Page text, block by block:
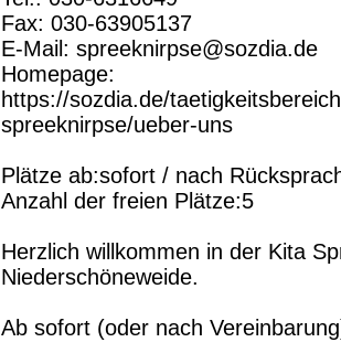
Fax: 030-63905137
E-Mail: spreeknirpse@sozdia.de
Homepage:
https://sozdia.de/
spreeknirpse/ueber-uns
Plätze ab:sofort / nach
Anzahl der freien Plätze:5
Herzlich willkommen in der Kita
Niederschöneweide.
Ab sofort (oder nach